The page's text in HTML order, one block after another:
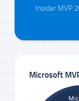
Insider MVP
Microsoft